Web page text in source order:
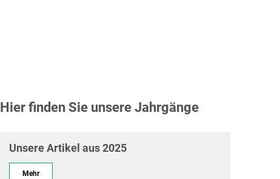
Hier finden Sie unsere Jahrgänge
Unsere Artikel aus 2025
Mehr